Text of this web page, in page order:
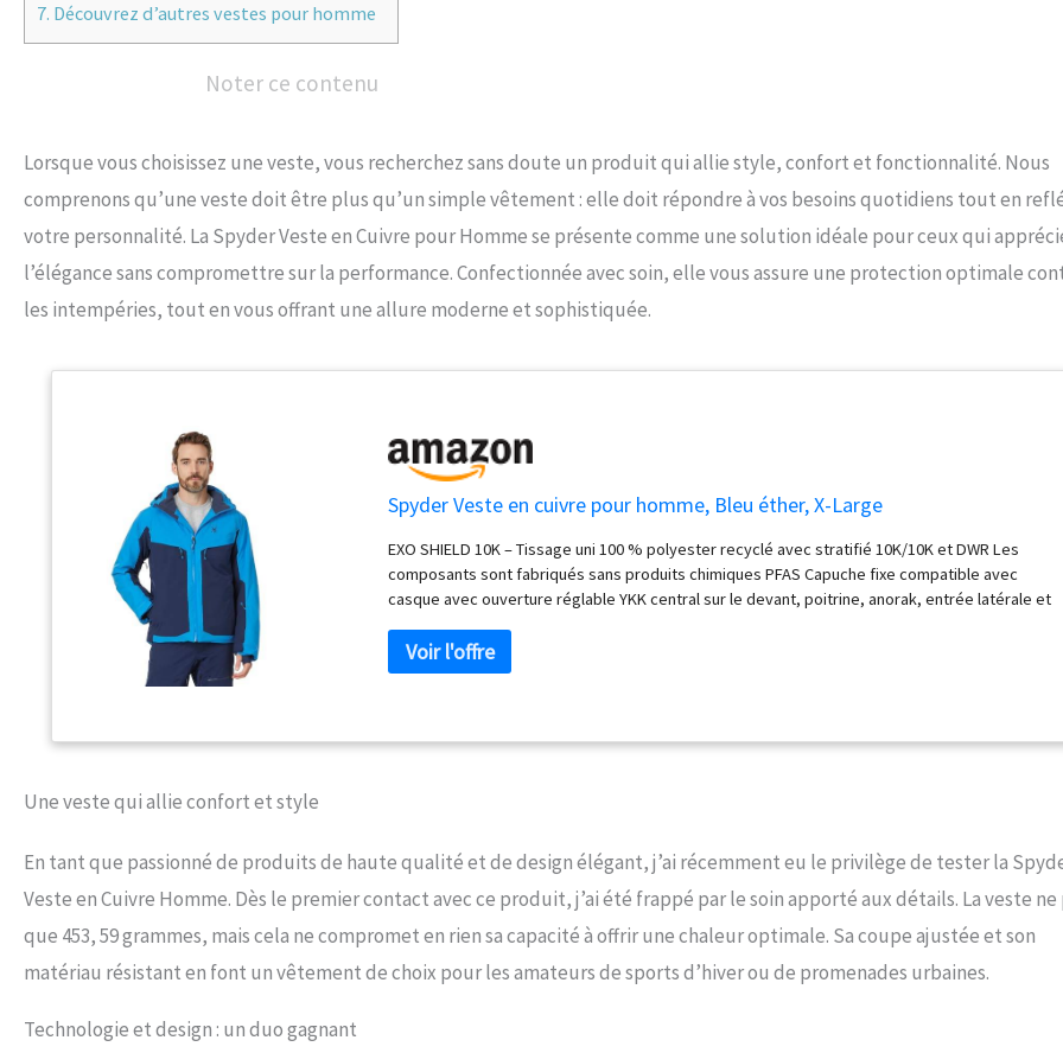
7. Découvrez d’autres vestes pour homme
Noter ce contenu
Lorsque vous choisissez une veste, vous recherchez sans doute un produit qui allie style, confort et fonctionnalité. Nous
comprenons qu’une veste doit être plus qu’un simple vêtement : elle doit répondre à vos besoins quotidiens tout en
votre personnalité. La Spyder Veste en Cuivre pour Homme se présente comme une solution idéale pour ceux qui
l’élégance sans compromettre sur la performance. Confectionnée avec soin, elle vous assure une protection optimale
les intempéries, tout en vous offrant une allure moderne et sophistiquée.
Spyder Veste en cuivre pour homme, Bleu éther, X-Large
EXO SHIELD 10K – Tissage uni 100 % polyester recyclé avec stratifié 10K/10K et DWR Les
composants sont fabriqués sans produits chimiques PFAS Capuche fixe compatible avec
casque avec ouverture réglable YKK central sur le devant, poitrine, anorak, entrée latérale et
Une veste qui allie confort et style
En tant que passionné de produits de haute qualité et de design élégant, j’ai récemment eu le privilège de tester la
Veste en Cuivre Homme. Dès le premier contact avec ce produit, j’ai été frappé par le soin apporté aux détails. La veste ne
que 453, 59 grammes, mais cela ne compromet en rien sa capacité à offrir une chaleur optimale. Sa coupe ajustée et son
matériau résistant en font un vêtement de choix pour les amateurs de sports d’hiver ou de promenades urbaines.
Technologie et design : un duo gagnant